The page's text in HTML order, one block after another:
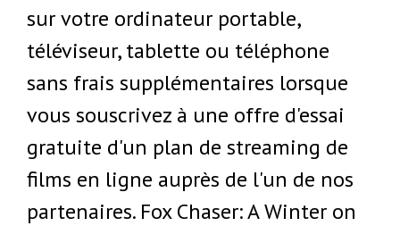
sur votre ordinateur portable,
téléviseur, tablette ou téléphone
sans frais supplémentaires lorsque
vous souscrivez à une offre d'essai
gratuite d'un plan de streaming de
films en ligne auprès de l'un de nos
partenaires. Fox Chaser: A Winter on